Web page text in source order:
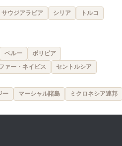
サウジアラビア シリア
トルコ
ペルー ボリビア
ァー・ネイビス
セントルシア
ー マーシャル諸島 ミクロネシア連邦